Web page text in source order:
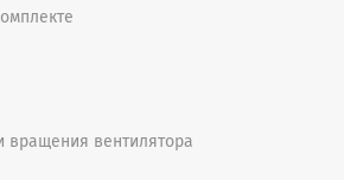
вращения вентилятора